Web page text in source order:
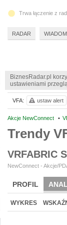
BiznesRadar.pl
ustawieniami
Akcje NewConnect •
Trendy
VRFABRIC
NewConnect - Akcje/
PROFIL
BR LAB
WYKRES
VFA: ustaw alert
-2
Trwa łączenie z
RADAR